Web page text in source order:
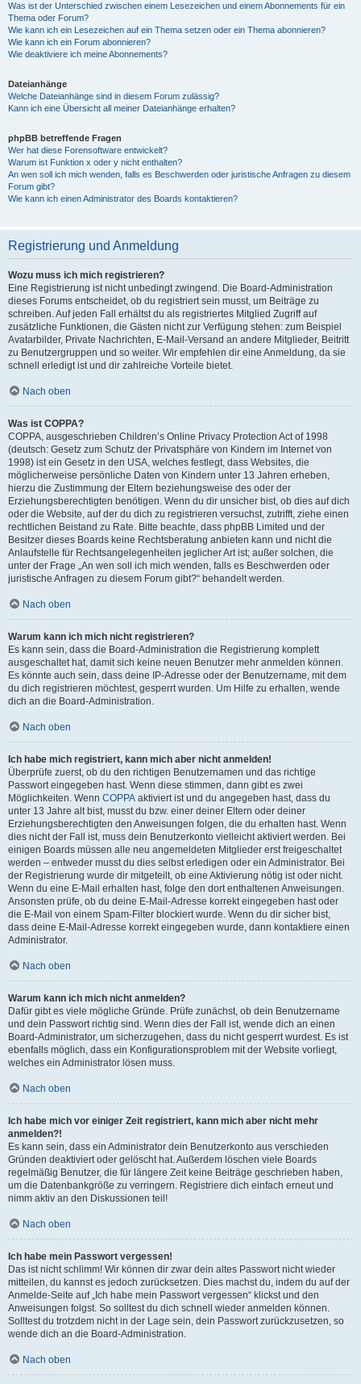
Was ist der Unterschied zwischen einem Lesezeichen und einem Abonnements für ein
Thema oder Forum?
Wie kann ich ein Lesezeichen auf ein Thema setzen oder ein Thema abonnieren?
Wie kann ich ein Forum abonnieren?
Wie deaktiviere ich meine Abonnements?
Dateianhänge
Welche Dateianhänge sind in diesem Forum zulässig?
Kann ich eine Übersicht all meiner Dateianhänge erhalten?
phpBB betreffende Fragen
Wer hat diese Forensoftware entwickelt?
Warum ist Funktion x oder y nicht enthalten?
An wen soll ich mich wenden, falls es Beschwerden oder juristische Anfragen zu diesem
Forum gibt?
Wie kann ich einen Administrator des Boards kontaktieren?
Registrierung und Anmeldung
Wozu muss ich mich registrieren?
Eine Registrierung ist nicht unbedingt zwingend. Die Board-Administration
dieses Forums entscheidet, ob du registriert sein musst, um Beiträge zu
schreiben. Auf jeden Fall erhältst du als registriertes Mitglied Zugriff auf
zusätzliche Funktionen, die Gästen nicht zur Verfügung stehen: zum Beispiel
Avatarbilder, Private Nachrichten, E-Mail-Versand an andere Mitglieder, Beitritt
zu Benutzergruppen und so weiter. Wir empfehlen dir eine Anmeldung, da sie
schnell erledigt ist und dir zahlreiche Vorteile bietet.
Nach oben
Was ist COPPA?
COPPA, ausgeschrieben Children’s Online Privacy Protection Act of 1998
(deutsch: Gesetz zum Schutz der Privatsphäre von Kindern im Internet von
1998) ist ein Gesetz in den USA, welches festlegt, dass Websites, die
möglicherweise persönliche Daten von Kindern unter 13 Jahren erheben,
hierzu die Zustimmung der Eltern beziehungsweise des oder der
Erziehungsberechtigten benötigen. Wenn du dir unsicher bist, ob dies auf dich
oder die Website, auf der du dich zu registrieren versuchst, zutrifft, ziehe einen
rechtlichen Beistand zu Rate. Bitte beachte, dass phpBB Limited und der
Besitzer dieses Boards keine Rechtsberatung anbieten kann und nicht die
Anlaufstelle für Rechtsangelegenheiten jeglicher Art ist; außer solchen, die
unter der Frage „An wen soll ich mich wenden, falls es Beschwerden oder
juristische Anfragen zu diesem Forum gibt?“ behandelt werden.
Nach oben
Warum kann ich mich nicht registrieren?
Es kann sein, dass die Board-Administration die Registrierung komplett
ausgeschaltet hat, damit sich keine neuen Benutzer mehr anmelden können.
Es könnte auch sein, dass deine IP-Adresse oder der Benutzername, mit dem
du dich registrieren möchtest, gesperrt wurden. Um Hilfe zu erhalten, wende
dich an die Board-Administration.
Nach oben
Ich habe mich registriert, kann mich aber nicht anmelden!
Überprüfe zuerst, ob du den richtigen Benutzernamen und das richtige
Passwort eingegeben hast. Wenn diese stimmen, dann gibt es zwei
Möglichkeiten. Wenn COPPA aktiviert ist und du angegeben hast, dass du
unter 13 Jahre alt bist, musst du bzw. einer deiner Eltern oder deiner
Erziehungsberechtigten den Anweisungen folgen, die du erhalten hast. Wenn
dies nicht der Fall ist, muss dein Benutzerkonto vielleicht aktiviert werden. Bei
einigen Boards müssen alle neu angemeldeten Mitglieder erst freigeschaltet
werden – entweder musst du dies selbst erledigen oder ein Administrator. Bei
der Registrierung wurde dir mitgeteilt, ob eine Aktivierung nötig ist oder nicht.
Wenn du eine E-Mail erhalten hast, folge den dort enthaltenen Anweisungen.
Ansonsten prüfe, ob du deine E-Mail-Adresse korrekt eingegeben hast oder
die E-Mail von einem Spam-Filter blockiert wurde. Wenn du dir sicher bist,
dass deine E-Mail-Adresse korrekt eingegeben wurde, dann kontaktiere einen
Administrator.
Nach oben
Warum kann ich mich nicht anmelden?
Dafür gibt es viele mögliche Gründe. Prüfe zunächst, ob dein Benutzername
und dein Passwort richtig sind. Wenn dies der Fall ist, wende dich an einen
Board-Administrator, um sicherzugehen, dass du nicht gesperrt wurdest. Es ist
ebenfalls möglich, dass ein Konfigurationsproblem mit der Website vorliegt,
welches ein Administrator lösen muss.
Nach oben
Ich habe mich vor einiger Zeit registriert, kann mich aber nicht mehr
anmelden?!
Es kann sein, dass ein Administrator dein Benutzerkonto aus verschieden
Gründen deaktiviert oder gelöscht hat. Außerdem löschen viele Boards
regelmäßig Benutzer, die für längere Zeit keine Beiträge geschrieben haben,
um die Datenbankgröße zu verringern. Registriere dich einfach erneut und
nimm aktiv an den Diskussionen teil!
Nach oben
Ich habe mein Passwort vergessen!
Das ist nicht schlimm! Wir können dir zwar dein altes Passwort nicht wieder
mitteilen, du kannst es jedoch zurücksetzen. Dies machst du, indem du auf der
Anmelde-Seite auf „Ich habe mein Passwort vergessen“ klickst und den
Anweisungen folgst. So solltest du dich schnell wieder anmelden können.
Solltest du trotzdem nicht in der Lage sein, dein Passwort zurückzusetzen, so
wende dich an die Board-Administration.
Nach oben